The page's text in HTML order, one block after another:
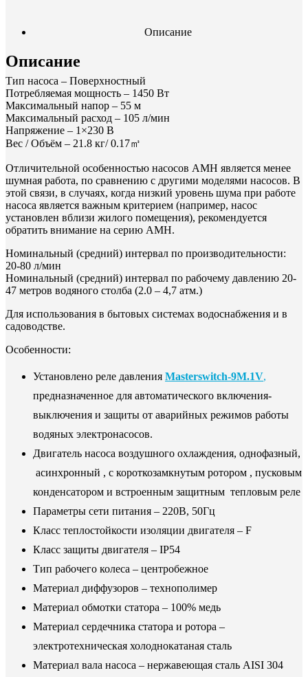
Описание
Описание
Тип насоса – Поверхностный
Потребляемая мощность – 1450 Вт
Максимальный напор – 55 м
Максимальный расход – 105 л/мин
Напряжение – 1×230 В
Вес / Объём – 21 .8 кг/ 0.17㎥
Отличительной особенностью насосов АМН является менее
шумная работа, по сравнению с другими моделями насосов. В
этой связи, в случаях, когда низкий уровень шума при работе
насоса является важным критерием (например, насос
установлен вблизи жилого помещения), рекомендуется
обратить внимание на серию AMH.
Номинальный (средний) интервал по производительности:
20-80 л/мин
Номинальный (средний) интервал по рабочему давлению 20-
47 метров водяного столба (2.0 – 4,7 атм.)
Для использования в бытовых системах водоснабжения и в
садоводстве.
Особенности:
Установлено реле давления Masterswitch-9M.1V,
предназначенное для автоматического включения-
выключения и защиты от аварийных режимов работы
водяных электронасосов.
Двигатель насоса воздушного охлаждения, однофазный,
асинхронный , с короткозамкнутым ротором , пусковым
конденсатором и встроенным защитным тепловым реле
Параметры сети питания – 220В, 50Гц
Класс теплостойкости изоляции двигателя – F
Класс защиты двигателя – IP54
Тип рабочего колеса – центробежное
Материал диффузоров – технополимер
Материал обмотки статора – 100% медь
Материал сердечника статора и ротора –
электротехническая холоднокатаная сталь
Материал вала насоса – нержавеющая сталь AISI 304